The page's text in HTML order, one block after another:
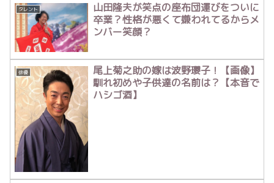
タレント
山田隆夫が笑点の座布団運びをついに
卒業？性格が悪くて嫌われてるからメ
ンバー笑顔？
俳優
尾上菊之助の嫁は波野瓔子！【画像】
馴れ初めや子供達の名前は？【本音で
ハシゴ酒】